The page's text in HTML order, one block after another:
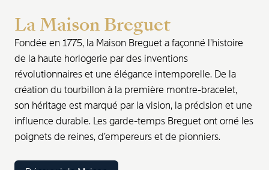
La Maison Breguet
Fondée en 1775, la Maison Breguet a façonné l’histoire
de la haute horlogerie par des inventions
révolutionnaires et une élégance intemporelle. De la
création du tourbillon à la première montre-bracelet,
son héritage est marqué par la vision, la précision et une
influence durable. Les garde-temps Breguet ont orné les
poignets de reines, d’empereurs et de pionniers.